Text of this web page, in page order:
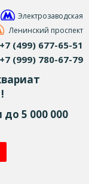
Электрозаводская
Ленинский проспект
+7 (499) 677-65-51
+7 (999) 780-67-79
5 000 000